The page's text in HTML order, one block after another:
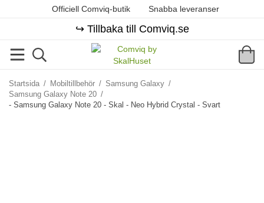
Officiell Comviq-butik Snabba leveranser
↪️ Tillbaka till Comviq.se
Startsida / Mobiltillbehör / Samsung Galaxy /
Samsung Galaxy Note 20 /
- Samsung Galaxy Note 20 - Skal - Neo Hybrid Crystal - Svart